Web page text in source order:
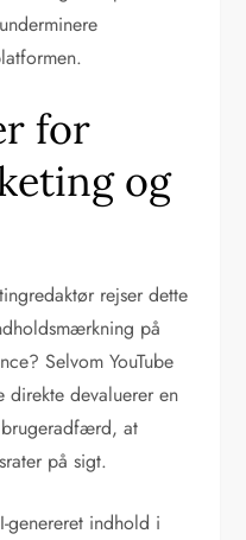
for
og
rejser dette
på
Selvom YouTube
devaluerer en
at
på sigt.
genereret indhold i